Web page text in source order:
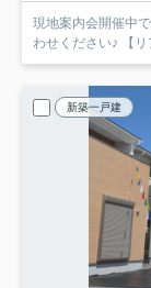
現地案内会開催中
わせ
新築一戸建